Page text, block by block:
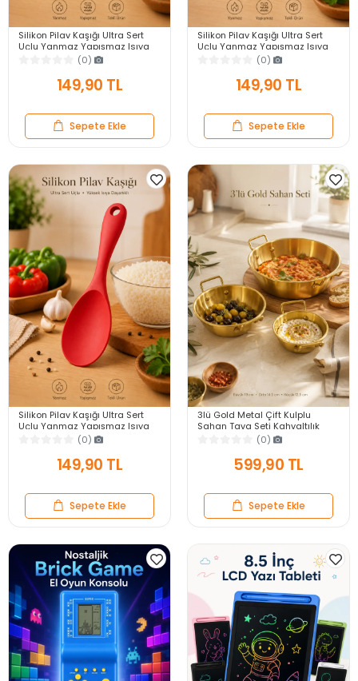
Silikon Pilav Kaşığı Ultra Sert
Uçlu Yanmaz Yapışmaz Isıya
Dayanıklı Gri Servis Yemek
(0)
149,90 TL
Sepete Ekle
Silikon Pilav Kaşığı Ultra Sert
Uçlu Yanmaz Yapışmaz Isıya
Dayanıklı Siyah Servis Yemek
(0)
149,90 TL
Sepete Ekle
Silikon Pilav Kaşığı Ultra Sert
Uçlu Yanmaz Yapışmaz Isıya
Dayanıklı Kırmızı Servis Yemek
(0)
149,90 TL
Sepete Ekle
3lü Gold Metal Çift Kulplu
Sahan Tava Seti Kahvaltılık
Meze Menemen Mutfak Sofra
Sunum Kabı Seti
(0)
599,90 TL
Sepete Ekle